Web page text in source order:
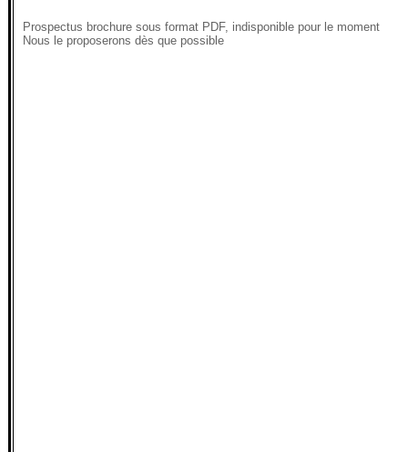
Prospectus brochure sous format PDF, indisponible pour le moment
Nous le proposerons dès que possible